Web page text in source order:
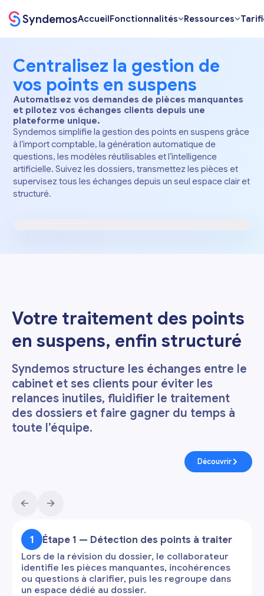
SyndemosAccueilFonctionnalités Ressources
Centralisez la gestion de
vos points en suspens
Automatisez vos demandes de pièces manquantes
et pilotez vos échanges clients depuis une
plateforme unique.
Syndemos simplifie la gestion des points en suspens grâce
à l’import comptable, la génération automatique de
questions, les modèles réutilisables et l’intelligence
artificielle. Suivez les dossiers, transmettez les pièces et
supervisez tous les échanges depuis un seul espace clair et
structuré.
Votre traitement des points
en suspens, enfin structuré
Syndemos structure les échanges entre le
cabinet et ses clients pour éviter les
relances inutiles, fluidifier le traitement
des dossiers et faire gagner du temps à
toute l’équipe.
Découvrir
1 Étape 1 — Détection des points à traiter
Lors de la révision du dossier, le collaborateur
identifie les pièces manquantes, incohérences
ou questions à clarifier, puis les regroupe dans
un espace dédié au dossier.